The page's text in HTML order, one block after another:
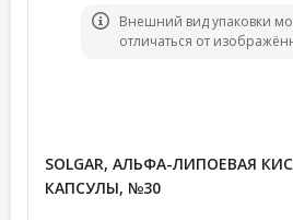
Bнешний вид упаковки
отличаться от
SOLGAR, АЛЬФА-ЛИПОЕВАЯ
КАПСУЛЫ, №30